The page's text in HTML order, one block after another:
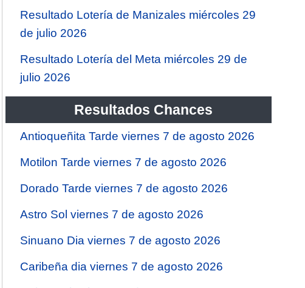
Resultado Lotería de Manizales miércoles 29
de julio 2026
Resultado Lotería del Meta miércoles 29 de
julio 2026
Resultados Chances
Antioqueñita Tarde viernes 7 de agosto 2026
Motilon Tarde viernes 7 de agosto 2026
Dorado Tarde viernes 7 de agosto 2026
Astro Sol viernes 7 de agosto 2026
Sinuano Dia viernes 7 de agosto 2026
Caribeña dia viernes 7 de agosto 2026